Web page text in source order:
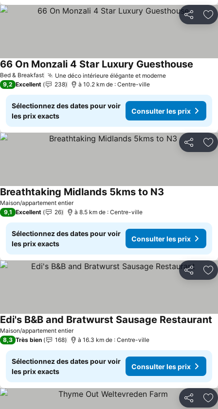
Partager
Bed & Breakfast Une déco intérieure élégante et moderne
66 On Monzali 4 Star Luxury Guesthouse
9,2 Excellent 238 à 10.2 km de : Centre-ville
Sélectionnez des dates pour voir
les prix exacts
Consulter les prix
Partager
Maison/appartement entier
Breathtaking Midlands 5kms to N3
9,1 Excellent 26 à 8.5 km de : Centre-ville
Sélectionnez des dates pour voir
les prix exacts
Consulter les prix
Partager
Maison/appartement entier
Edi's B&B and Bratwurst Sausage Restaurant
8,3 Très bien 168 à 16.3 km de : Centre-ville
Sélectionnez des dates pour voir
les prix exacts
Consulter les prix
Partager